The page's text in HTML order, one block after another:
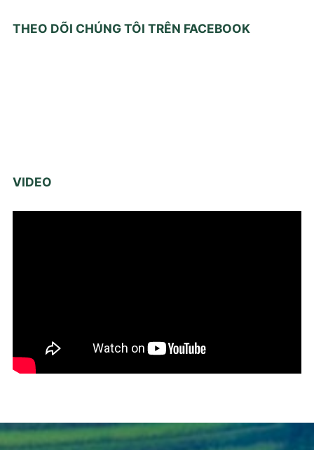
THEO DÕI CHÚNG TÔI TRÊN FACEBOOK
VIDEO